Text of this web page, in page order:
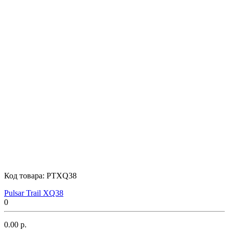
Код товара: PTXQ38
Pulsar Trail XQ38
0
0.00 р.